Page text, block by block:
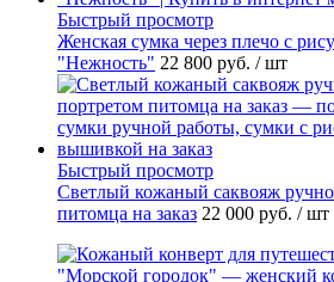
Быстрый просмотр
Женская сумка через плечо с
"Нежность" 22 800 руб. / шт
Быстрый просмотр
Светлый кожаный саквояж
питомца на заказ 22 000 руб. / шт